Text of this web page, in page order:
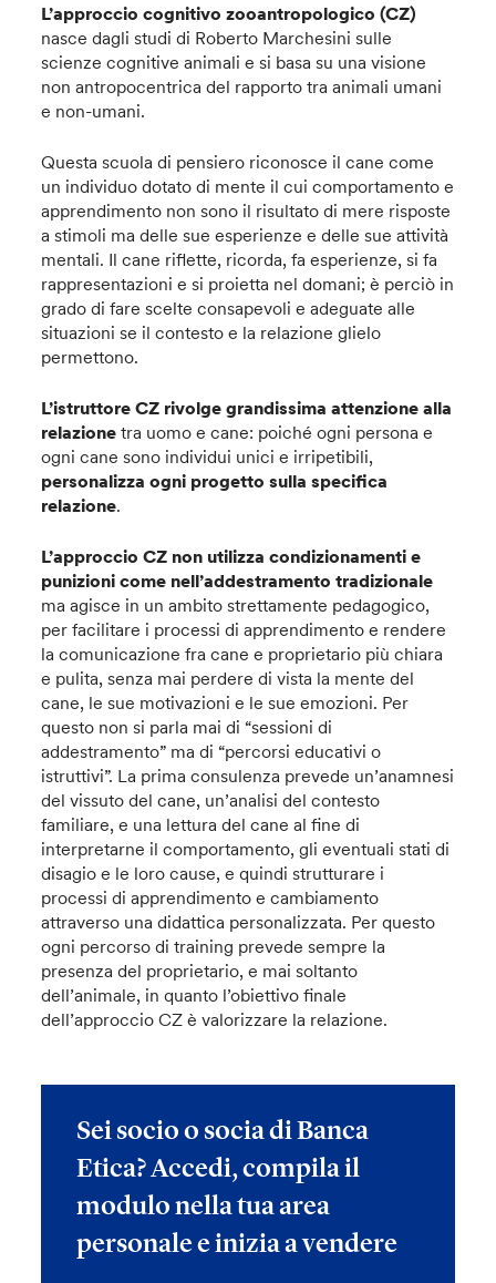
L’approccio cognitivo zooantropologico (CZ)
nasce dagli studi di Roberto Marchesini sulle
scienze cognitive animali e si basa su una visione
non antropocentrica del rapporto tra animali umani
e non-umani.
Questa scuola di pensiero riconosce il cane come
un individuo dotato di mente il cui comportamento e
apprendimento non sono il risultato di mere risposte
a stimoli ma delle sue esperienze e delle sue attività
mentali. Il cane riflette, ricorda, fa esperienze, si fa
rappresentazioni e si proietta nel domani; è perciò in
grado di fare scelte consapevoli e adeguate alle
situazioni se il contesto e la relazione glielo
permettono.
L’istruttore CZ rivolge grandissima attenzione alla
relazione tra uomo e cane: poiché ogni persona e
ogni cane sono individui unici e irripetibili,
personalizza ogni progetto sulla specifica
relazione.
L’approccio CZ non utilizza condizionamenti e
punizioni come nell’addestramento tradizionale
ma agisce in un ambito strettamente pedagogico,
per facilitare i processi di apprendimento e rendere
la comunicazione fra cane e proprietario più chiara
e pulita, senza mai perdere di vista la mente del
cane, le sue motivazioni e le sue emozioni. Per
questo non si parla mai di “sessioni di
addestramento” ma di “percorsi educativi o
istruttivi”. La prima consulenza prevede un’anamnesi
del vissuto del cane, un’analisi del contesto
familiare, e una lettura del cane al fine di
interpretarne il comportamento, gli eventuali stati di
disagio e le loro cause, e quindi strutturare i
processi di apprendimento e cambiamento
attraverso una didattica personalizzata. Per questo
ogni percorso di training prevede sempre la
presenza del proprietario, e mai soltanto
dell’animale, in quanto l’obiettivo finale
dell’approccio CZ è valorizzare la relazione.
Sei socio o socia di Banca
Etica? Accedi, compila il
modulo nella tua area
personale e inizia a vendere